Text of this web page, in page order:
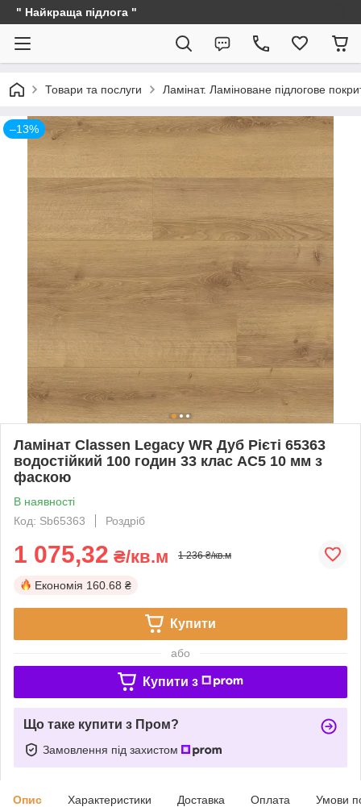
" Найкраща підлога "
Товари та послуги Ламінат. Ламіноване підлогове
–13%
Ламінат Classen Legacy WR Дуб Рієті 65363
водостійкий 100 годин 33 клас AC5 10 мм з
фаскою
В наявності
Код: Sb65363
Роздріб
1 075,32 ₴/кв.м 1 236 ₴/кв.м
Економія 160.68 ₴
Купити
або
Купити з
Що таке купити з Пром?
Замовлення під захистом
Опис Характеристики Доставка Оплата Умови